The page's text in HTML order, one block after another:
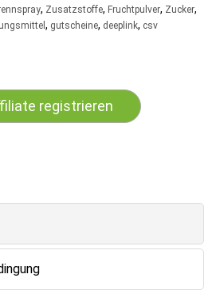
, Zusatzstoffe, Fruchtpulver, Zucker,
, gutscheine, deeplink, csv
registrieren